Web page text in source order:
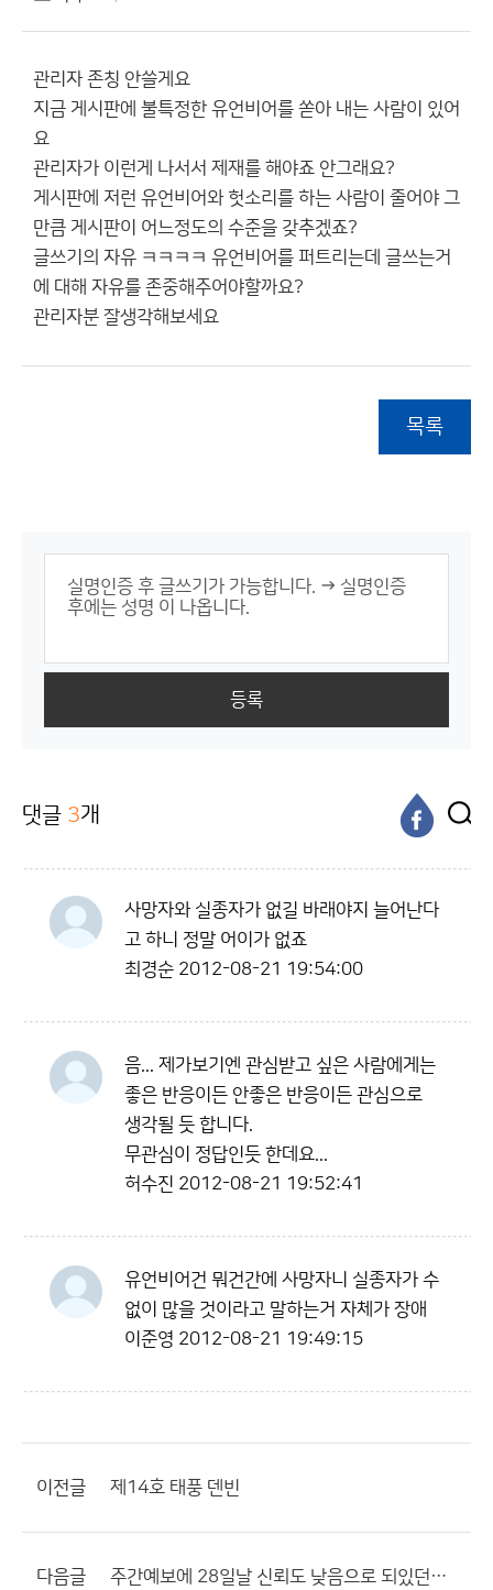
관리자 존칭 안쓸게요
지금 게시판에 불특정한 유언비어를 쏟아 내는 사람이 있어
요
관리자가 이런게 나서서 제재를 해야죠 안그래요?
게시판에 저런 유언비어와 헛소리를 하는 사람이 줄어야 그
만큼 게시판이 어느정도의 수준을 갖추겠죠?
글쓰기의 자유 ㅋㅋㅋㅋ 유언비어를 퍼트리는데 글쓰는거
에 대해 자유를 존중해주어야할까요?
관리자분 잘생각해보세요
목록
등록
댓글 3개
사망자와 실종자가 없길 바래야지 늘어난다
고 하니 정말 어이가 없죠
최경순 2012-08-21 19:54:00
음... 제가보기엔 관심받고 싶은 사람에게는
좋은 반응이든 안좋은 반응이든 관심으로
생각될 듯 합니다.
무관심이 정답인듯 한데요...
허수진 2012-08-21 19:52:41
유언비어건 뭐건간에 사망자니 실종자가 수
없이 많을 것이라고 말하는거 자체가 장애
이준영 2012-08-21 19:49:15
이전글 제14호 태풍 덴빈
다음글 주간예보에 28일날 신뢰도 낮음으로 되있던데 15호 태풍 영향??